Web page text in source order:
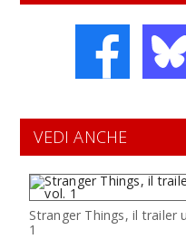
VEDI ANCHE
Stranger Things, il trailer
1